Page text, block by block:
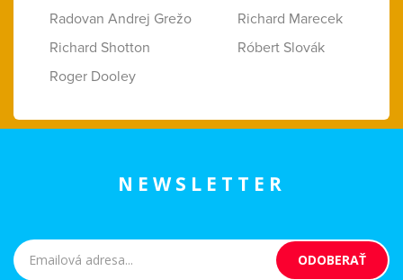
Radovan Andrej Grežo
Richard Marecek
Richard Shotton
Róbert Slovák
Roger Dooley
NEWSLETTER